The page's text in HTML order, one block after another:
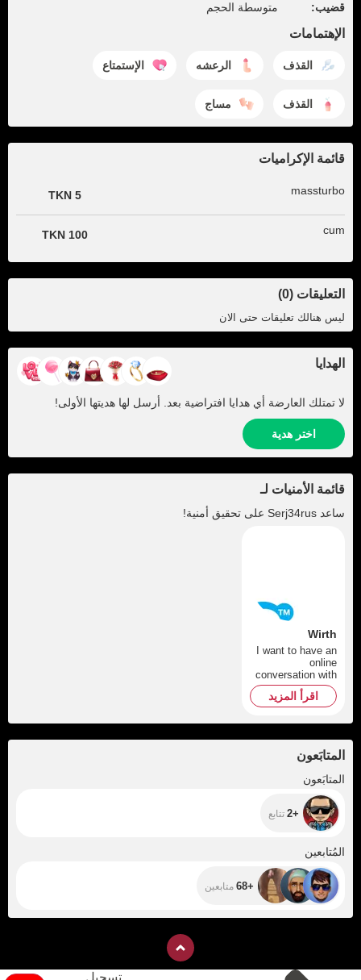
قضيب: متوسطة الحجم
الإهتمامات
القذف الرعشه الإستمتاع
القذف مساج
قائمة الإكراميات
massturbo
5 TKN
cum
100 TKN
التعليقات (0)
ليس هنالك تعليقات حتى الان
الهدايا
لا تمتلك العارضة أي هدايا افتراضية بعد. أرسل لها هديتها الأولى!
اختر هدية
قائمة الأمنيات لـ
ساعد Serj34rus على تحقيق أمنية!
Wirth
I want to have an
online
conversation with
a girl via Skype :)
اقرأ المزيد
المتابَعون
المتابَعون
+2 تتابع
المُتابعين
+68 متابعين
تسجيل